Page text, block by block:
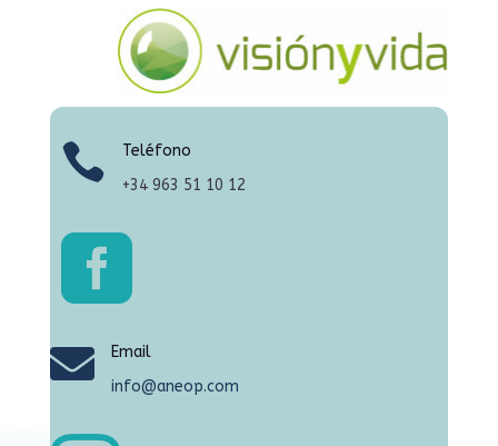

Teléfono
+34 963 51 10 12


Email
info@aneop.com